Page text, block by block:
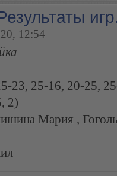
12:54
23, 25-16, 20-25,
2)
Мария ,